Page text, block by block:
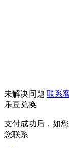
未解决问题 联系
乐豆兑换
支付成功后，如
您联系